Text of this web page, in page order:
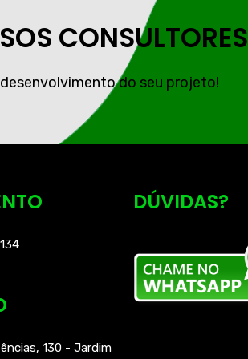
CONSULTORES
do seu projeto!
130 - Jardim
DÚVIDAS?